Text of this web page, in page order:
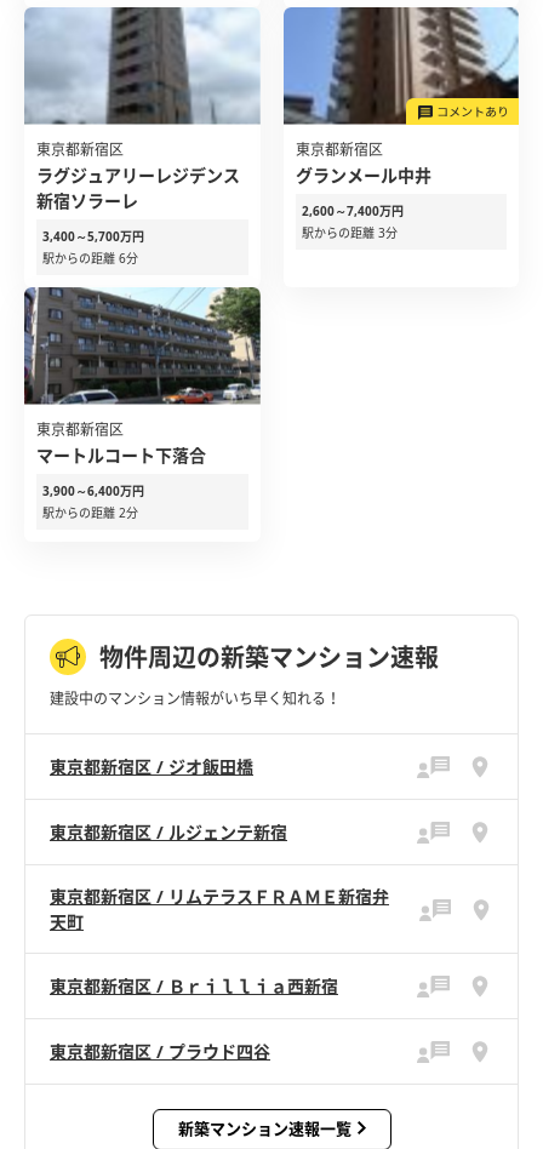
東京都新宿区
ラグジュアリーレジデンス
新宿ソラーレ
3,400～5,700万円
駅からの距離 6分
東京都新宿区
グランメール中井
2,600～7,400万円
駅からの距離 3分
東京都新宿区
マートルコート下落合
3,900～6,400万円
駅からの距離 2分
物件周辺の新築マンション速報
建設中のマンション情報がいち早く知れる！
東京都新宿区 / ジオ飯田橋
東京都新宿区 / ルジェンテ新宿
東京都新宿区 / リムテラスＦＲＡＭＥ新宿弁
天町
東京都新宿区 / Ｂｒｉｌｌｉａ西新宿
東京都新宿区 / プラウド四谷
新築マンション速報一覧